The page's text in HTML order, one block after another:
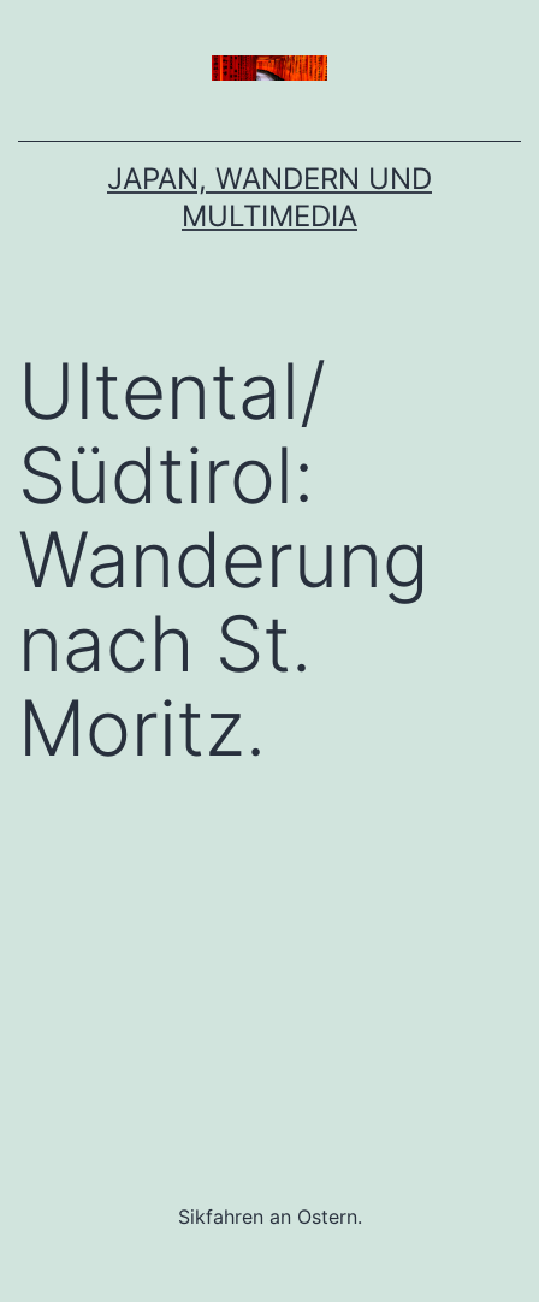
JAPAN, WANDERN UND
MULTIMEDIA
Ultental/
Südtirol:
Wanderung
nach St.
Moritz.
Sikfahren an Ostern.